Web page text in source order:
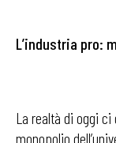
L’industria pro:
La realtà di oggi ci
monopolio